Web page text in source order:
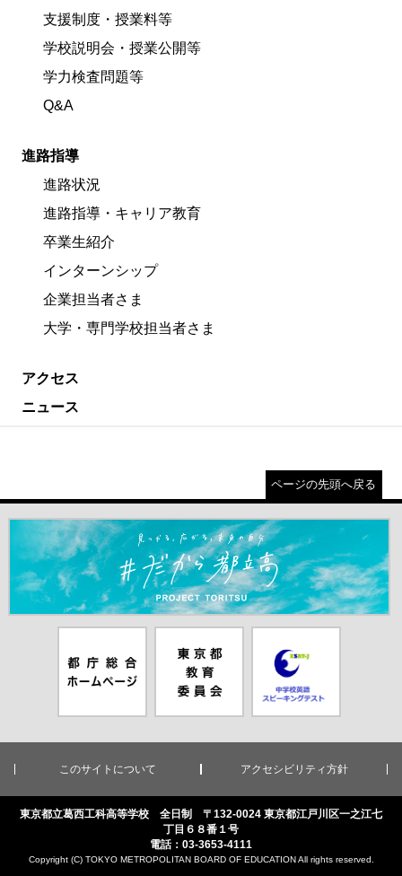
支援制度・授業料等
学校説明会・授業公開等
学力検査問題等
Q&A
進路指導
進路状況
進路指導・キャリア教育
卒業生紹介
インターンシップ
企業担当者さま
大学・専門学校担当者さま
アクセス
ニュース
ページの先頭へ戻る
＃だから都立高（別ウインドウが開きます）
ムページ（別
ウインドウが
員会（別ウイ
ンドウが開き
ピーキングテ
スト（別ウイ
ンドウが開き
このサイトについて アクセシビリティ方針
東京都立葛西工科高等学校 全日制 〒132-0024 東京都江戸川区一之江七
丁目６８番１号
電話：03-3653-4111
Copyright (C) TOKYO METROPOLITAN BOARD OF EDUCATION All rights reserved.